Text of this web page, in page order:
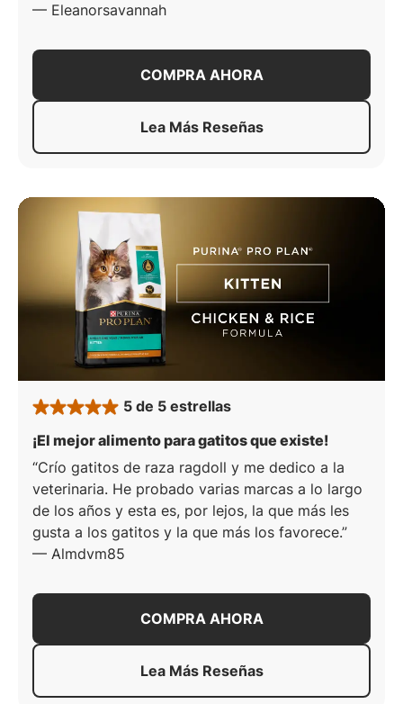
— Eleanorsavannah
COMPRA AHORA
Lea Más Reseñas
Acerca De
rated 5 stars
5 de 5 estrellas
¡El mejor alimento para gatitos que existe!: 5 de 5
Crío gatitos de raza ragdoll y me dedico a la
veterinaria. He probado varias marcas a lo largo
de los años y esta es, por lejos, la que más les
gusta a los gatitos y la que más los favorece.
— Almdvm85
COMPRA AHORA
Lea Más Reseñas
Acerca De